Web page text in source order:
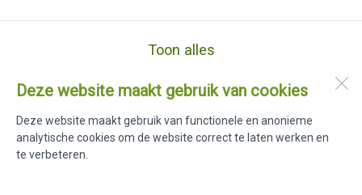
Deze website maakt gebruik van cookies
Deze website maakt gebruik van functionele en anonieme
analytische cookies om de website correct te laten werken en
te verbeteren.
Toon alles
Tolkerdijk 15
1742 HB
Schagen